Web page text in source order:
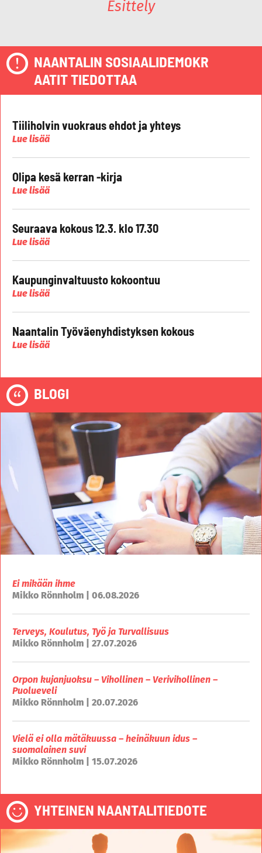
Esittely
NAANTALIN SOSIAALIDEMOKR
AATIT TIEDOTTAA
Tiiliholvin vuokraus ehdot ja yhteys
Lue lisää
Olipa kesä kerran -kirja
Lue lisää
Seuraava kokous 12.3. klo 17.30
Lue lisää
Kaupunginvaltuusto kokoontuu
Lue lisää
Naantalin Työväenyhdistyksen kokous
Lue lisää
BLOGI
Ei mikään ihme
Mikko Rönnholm | 06.08.2026
Terveys, Koulutus, Työ ja Turvallisuus
Mikko Rönnholm | 27.07.2026
Orpon kujanjuoksu – Vihollinen – Verivihollinen –
Puolueveli
Mikko Rönnholm | 20.07.2026
Vielä ei olla mätäkuussa – heinäkuun idus –
suomalainen suvi
Mikko Rönnholm | 15.07.2026
YHTEINEN NAANTALITIEDOTE